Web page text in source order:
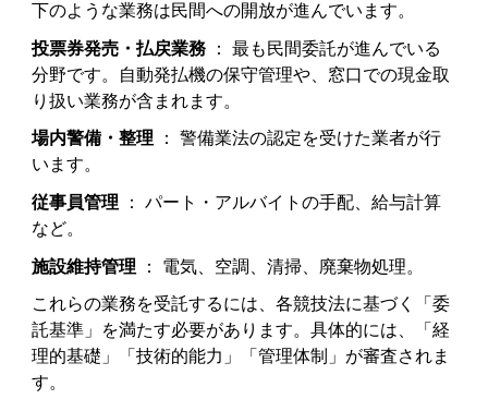
下のような業務は民間への開放が進んでいます。
投票券発売・払戻業務 ： 最も民間委託が進んでいる
分野です。自動発払機の保守管理や、窓口での現金取
り扱い業務が含まれます。
場内警備・整理 ： 警備業法の認定を受けた業者が行
います。
従事員管理 ： パート・アルバイトの手配、給与計算
など。
施設維持管理 ： 電気、空調、清掃、廃棄物処理。
これらの業務を受託するには、各競技法に基づく「委
託基準」を満たす必要があります。具体的には、「経
理的基礎」「技術的能力」「管理体制」が審査されま
す。